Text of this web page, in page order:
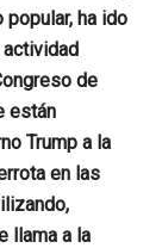
ha ido
de
están
Trump a la
en las
llama a la